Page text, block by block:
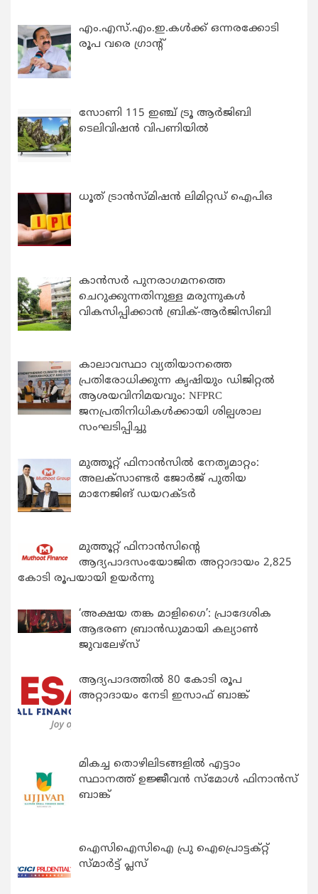
എം.എസ്.എം.ഇ.കൾക്ക് ഒന്നരക്കോടി
രൂപ വരെ ഗ്രാന്റ്
സോണി 115 ഇഞ്ച് ട്രൂ ആർജിബി
ടെലിവിഷൻ വിപണിയിൽ
ധൂത് ട്രാൻസ്മിഷൻ ലിമിറ്റഡ് ഐപിഒ
കാന്‍സര്‍ പുനരാഗമനത്തെ
ചെറുക്കുന്നതിനുള്ള മരുന്നുകള്‍
വികസിപ്പിക്കാന്‍ ബ്രിക്-ആര്‍ജിസിബി
കാലാവസ്ഥാ വ്യതിയാനത്തെ
പ്രതിരോധിക്കുന്ന കൃഷിയും ഡിജിറ്റൽ
ആശയവിനിമയവും: NFPRC
ജനപ്രതിനിധികൾക്കായി ശില്പശാല
സംഘടിപ്പിച്ചു
മുത്തൂറ്റ് ഫിനാൻസിൽ നേതൃമാറ്റം:
അലക്സാണ്ടർ ജോർജ് പുതിയ
മാനേജിങ് ഡയറക്ടർ
മുത്തൂറ്റ് ഫിനാൻസിന്റെ
ആദ്യപാദസംയോജിത അറ്റാദായം 2,825
കോടി രൂപയായി ഉയർന്നു
‘അക്ഷയ തങ്ക മാളിഗൈ’: പ്രാദേശിക
ആഭരണ ബ്രാന്‍ഡുമായി കല്യാണ്‍
ജുവലേഴ്‌സ്
ആദ്യപാദത്തിൽ 80 കോടി രൂപ
അറ്റാദായം നേടി ഇസാഫ് ബാങ്ക്
മികച്ച തൊഴിലിടങ്ങളിൽ എട്ടാം
സ്ഥാനത്ത് ഉജ്ജീവൻ സ്മോൾ ഫിനാൻസ്
ബാങ്ക്
ഐസിഐസിഐ പ്രു ഐപ്രൊട്ടക്റ്റ്
സ്മാർട്ട് പ്ലസ്